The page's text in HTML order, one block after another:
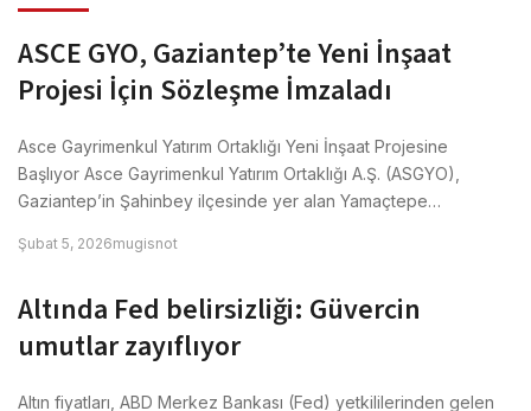
ASCE GYO, Gaziantep’te Yeni İnşaat
Projesi İçin Sözleşme İmzaladı
Asce Gayrimenkul Yatırım Ortaklığı Yeni İnşaat Projesine
Başlıyor Asce Gayrimenkul Yatırım Ortaklığı A.Ş. (ASGYO),
Gaziantep’in Şahinbey ilçesinde yer alan Yamaçtepe…
Şubat 5, 2026mugisnot
Altında Fed belirsizliği: Güvercin
umutlar zayıflıyor
Altın fiyatları, ABD Merkez Bankası (Fed) yetkililerinden gelen